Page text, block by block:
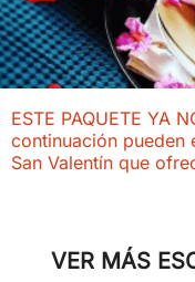
ESTE PAQUETE YA
continuación pueden
San Valentín que
VER MÁS